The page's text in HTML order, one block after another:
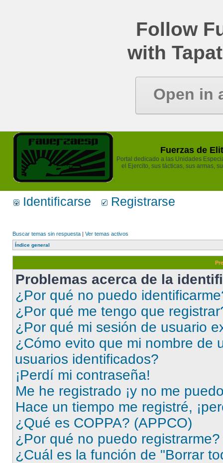
Follow
with
Open in
Fuerzas de
Portal dedicado a las Unidades
el Ejercito, sus tácticas, sus armas,
Identificarse Registrarse
Buscar temas sin respuesta | Ver temas activos
Índice general
Problemas acerca de la
¿Por qué no puedo
¿Por qué me tengo que
¿Por qué mi sesión de usuario
¿Cómo evito que mi nombre de
usuarios identificados?
¡Perdí mi contraseña!
Me he registrado ¡y no me
Hace un tiempo me registré,
¿Qué es COPPA? (APPCO)
¿Por qué no puedo registrarme?
¿Cuál es la función de "Borrar